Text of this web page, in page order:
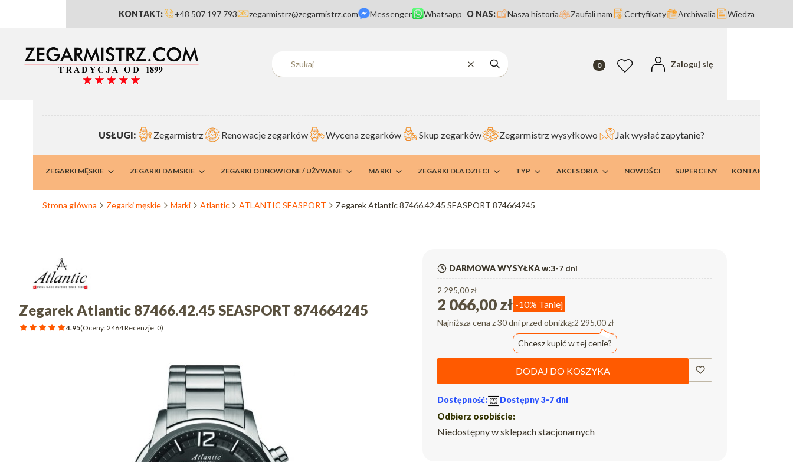
KONTAKT: +48 507 197 793 zegarmistrz@zegarmistrz.com Messenger Whatsapp O NAS: Nasza historia Zaufali nam Certyfikaty Archiwalia Wiedza
WyczyśćSzukaj
Produkty w koszyku: 0. Zobacz szczegóły
Ulubione
Zaloguj się
USŁUGI: Zegarmistrz Renowacje zegarków Wycena zegarków Skup zegarków Zegarmistrz wysyłkowo Jak wysłać zapytanie?
ZEGARKI MĘSKIE ZEGARKI DAMSKIE ZEGARKI ODNOWIONE / UŻYWANE MARKI ZEGARKI DLA DZIECI TYP AKCESORIA NOWOŚCI SUPERCENY KONTAKT I
Strona główna Zegarki męskie Marki Atlantic ATLANTIC SEASPORT Zegarek Atlantic 87466.42.45 SEASPORT 874664245
Zegarek Atlantic 87466.42.45 SEASPORT 874664245
4.95(Oceny: 2464 Recenzje: 0)
DARMOWA WYSYŁKA w:3-7 dni
2 295,00 zł
2 066,00 zł -10% Taniej
Najniższa cena z 30 dni przed obniżką:2 295,00 zł
Chcesz kupić w tej cenie?
DODAJ DO KOSZYKA
Dostępność:
Dostępny 3-7 dni
Odbierz osobiście:
Niedostępny w sklepach stacjonarnych